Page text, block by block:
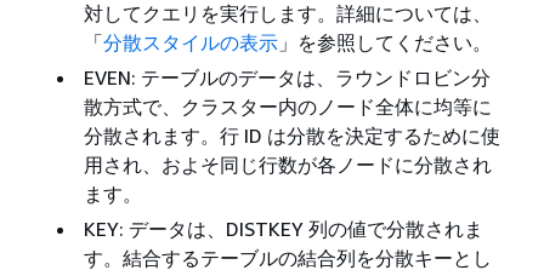
対してクエリを実行します。詳細については、
「分散スタイルの表示」を参照してください。
EVEN: テーブルのデータは、ラウンドロビン分
散方式で、クラスター内のノード全体に均等に
分散されます。行 ID は分散を決定するために使
用され、およそ同じ行数が各ノードに分散され
ます。
KEY: データは、DISTKEY 列の値で分散されま
す。結合するテーブルの結合列を分散キーとし